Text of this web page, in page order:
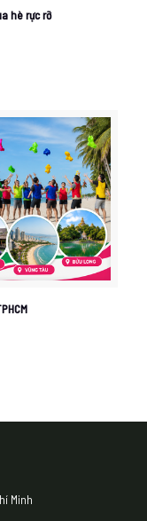
hè rực rỡ
Minh